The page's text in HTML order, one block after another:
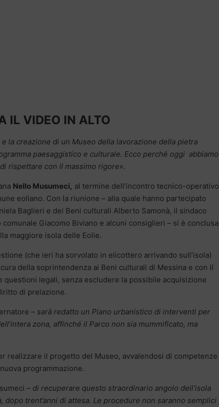
IL VIDEO IN ALTO
la creazione di un Museo della lavorazione della pietra
paesaggistico e culturale. Ecco perché oggi abbiamo
rispettare con il massimo rigore».
Nello Musumeci, al termine dell’incontro tecnico-operativo
eoliano. Con la riunione – alla quale hanno partecipato
Baglieri e dei Beni culturali Alberto Samonà, il sindaco
Giacomo Biviano e alcuni consiglieri – si è conclusa
maggiore isola delle Eolie.
(che ieri ha sorvolato in elicottero arrivando sull’isola)
della soprintendenza ai Beni culturali di Messina e con il
legali, senza escludere la possibile acquisizione
di prelazione.
– sarà redatto un Piano urbanistico di interventi per
zona, affinché il Parco non sia mummificato, ma
realizzare il progetto del Museo, avvalendosi di competenze
programmazione.
– di recuperare questo straordinario angolo dell’isola
trent’anni di attesa. Le procedure non saranno semplici